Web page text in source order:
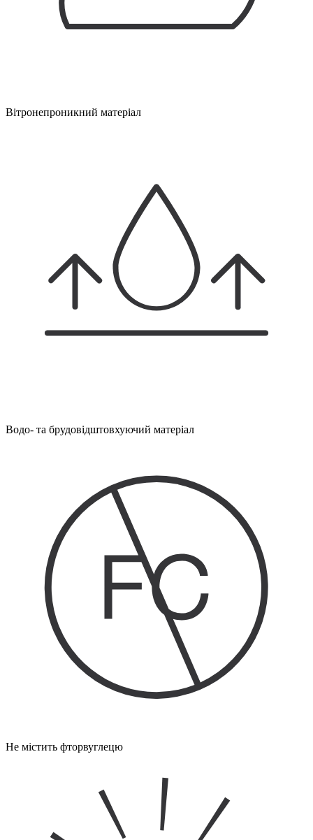
Вітронепроникний матеріал
Водо- та брудовідштовхуючий матеріал
Не містить фторвуглецю